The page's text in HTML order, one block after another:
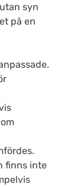
syn
på en
finns inte